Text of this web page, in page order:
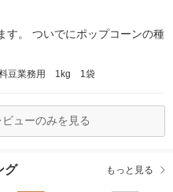
す。 ついでにポップコーンの種
料豆業務用 1kg 1袋
ューのみを見る
グ もっと見る